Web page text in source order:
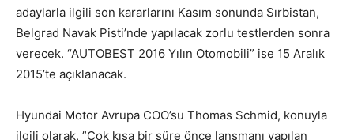
adaylarla ilgili son kararlarını Kasım sonunda Sırbistan,
Belgrad Navak Pisti’nde yapılacak zorlu testlerden sonra
verecek. “AUTOBEST 2016 Yılın Otomobili” ise 15 Aralık
2015’te açıklanacak.
Hyundai Motor Avrupa COO’su Thomas Schmid, konuyla
ilgili olarak, ”Çok kısa bir süre önce lansmanı yapılan